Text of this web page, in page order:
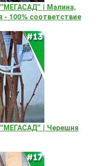
| Малина,
100% соответствие
| Черешня